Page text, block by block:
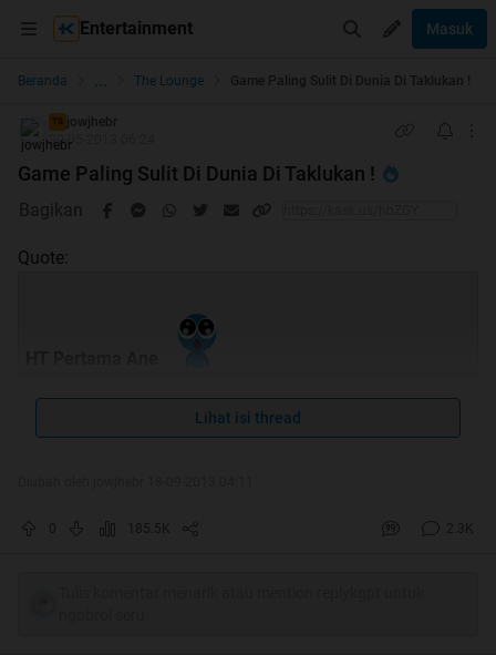
Entertainment Masuk
Beranda ... The Lounge Game Paling Sulit Di Dunia Di Taklukan !
TS jowjhebr
30-05-2013 06:24
Game Paling Sulit Di Dunia Di Taklukan !
Bagikan
Quote:
Lihat isi thread
185.5K 2.3K